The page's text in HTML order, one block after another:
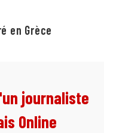
en Grèce
journaliste
Online